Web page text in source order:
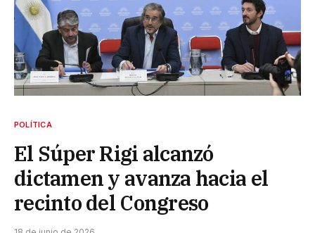
POLÍTICA
El Súper Rigi alcanzó
dictamen y avanza hacia el
recinto del Congreso